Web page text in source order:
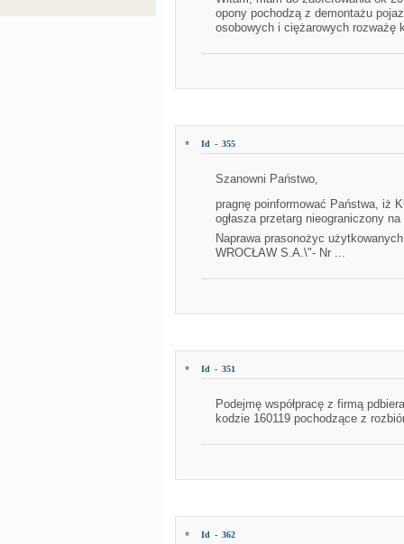
opony pochodzą z demontażu
osobowych i ciężarowych rozważę
* Id - 355
Szanowni Państwo,
pragnę poinformować Państwa, iż
ogłasza przetarg nieograniczony
Naprawa prasonożyc
WROCŁAW S.A.\"- Nr ...
* Id - 351
Podejmę współpracę z firmą
kodzie 160119 pochodzące z
* Id - 362